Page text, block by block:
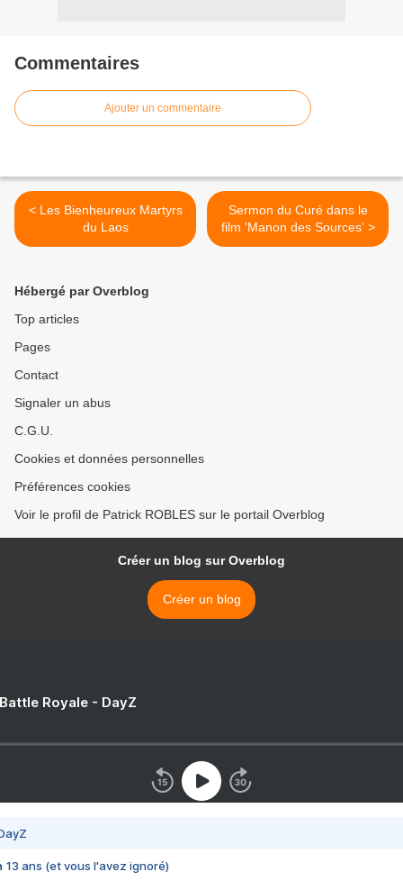
Commentaires
Ajouter un commentaire
< Les Bienheureux Martyrs
du Laos
Sermon du Curé dans le
film 'Manon des Sources' >
Hébergé par Overblog
Top articles
Pages
Contact
Signaler un abus
C.G.U.
Cookies et données personnelles
Préférences cookies
Voir le profil de Patrick ROBLES sur le portail Overblog
Créer un blog sur Overblog
Créer un blog
Royale - DayZ
13 ans (et vous l'avez ignoré)